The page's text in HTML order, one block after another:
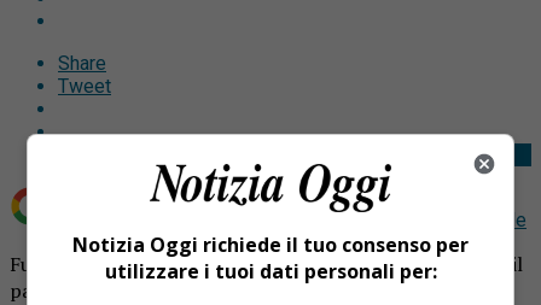
Share
Tweet
Fonte preferita su Google
Furti Rovasenda: un finesettimana di preoccupazioni per il
paese.
Notizia Oggi richiede il tuo consenso per
utilizzare i tuoi dati personali per: